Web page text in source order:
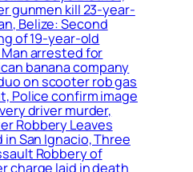
gunmen kill 23-year-
Belize: Second
of 19-year-old
arrested for
banana company
on scooter rob gas
Police confirm image
driver murder,
Robbery Leaves
San Ignacio, Three
Robbery of
charge laid in death